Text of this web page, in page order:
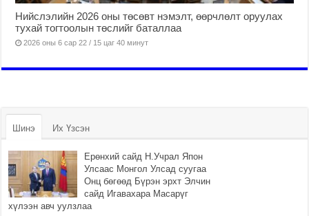
Нийслэлийн 2026 оны төсөвт нэмэлт, өөрчлөлт оруулах
тухай тогтоолын төслийг баталлаа
2026 оны 6 сар 22 / 15 цаг 40 минут
Шинэ Их Үзсэн
Ерөнхий сайд Н.Учрал Япон
Улсаас Монгол Улсад суугаа
Онц бөгөөд Бүрэн эрхт Элчин
сайд Игавахара Масарүг
хүлээн авч уулзлаа